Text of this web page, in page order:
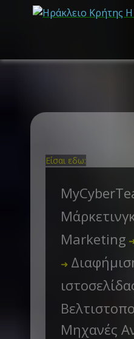
Είσαι εδω:
Marketing
➜
Μηχανές